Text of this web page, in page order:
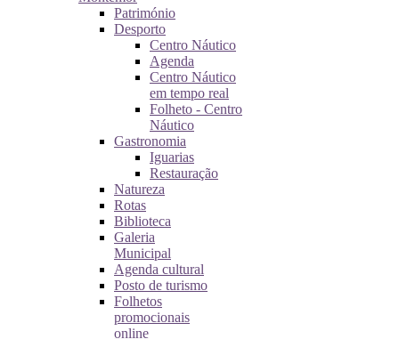
Património
Desporto
Centro Náutico
Agenda
Centro Náutico
em tempo real
Folheto - Centro
Náutico
Gastronomia
Iguarias
Restauração
Natureza
Rotas
Biblioteca
Galeria
Municipal
Agenda cultural
Posto de turismo
Folhetos
promocionais
online